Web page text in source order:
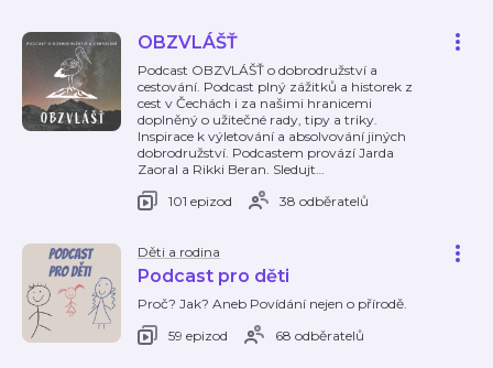
OBZVLÁŠŤ
Podcast OBZVLÁŠŤ o dobrodružství a
cestování. Podcast plný zážitků a historek z
cest v Čechách i za našimi hranicemi
doplněný o užitečné rady, tipy a triky.
Inspirace k výletování a absolvování jiných
dobrodružství. Podcastem provází Jarda
Zaoral a Rikki Beran. Sledujt…
101 epizod
38 odběratelů
Děti a rodina
Podcast pro děti
Proč? Jak? Aneb Povídání nejen o přírodě.
59 epizod
68 odběratelů